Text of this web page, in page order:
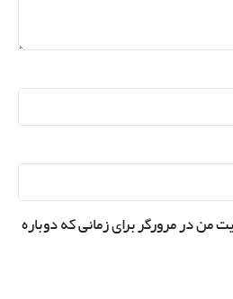
من در مرورگر برای زمانی که دوباره